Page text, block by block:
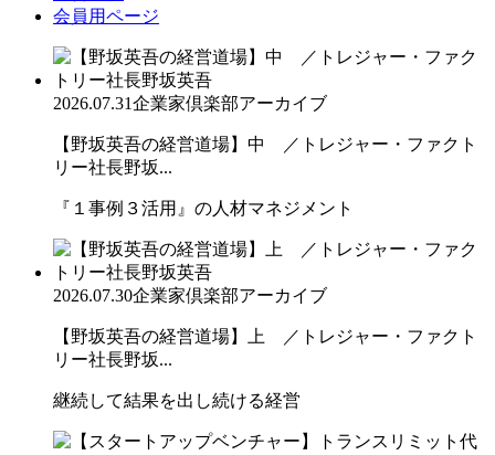
会員用ページ
2026.07.31企業家倶楽部アーカイブ
【野坂英吾の経営道場】中 ／トレジャー・ファクト
リー社長野坂...
『１事例３活用』の人材マネジメント
2026.07.30企業家倶楽部アーカイブ
【野坂英吾の経営道場】上 ／トレジャー・ファクト
リー社長野坂...
継続して結果を出し続ける経営